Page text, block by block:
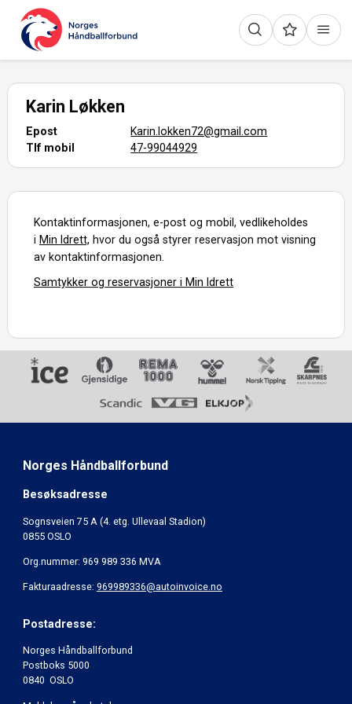
Karin Løkken
Epost
Karin.lokken72@gmail.com
Tlf mobil
47-99044929
Kontaktinformasjonen, e-post og mobil, vedlikeholdes
i Min Idrett, hvor du også styrer reservasjon mot visning
av kontaktinformasjonen.
Samtykker og reservasjoner i Min Idrett
Norges Håndballforbund
Besøksadresse
Sognsveien 75 A (4. etg. Ullevaal Stadion)
0855 OSLO
Org.nummer: 969 989 336 MVA
Fakturaadresse: 969989336@autoinvoice.no
Postadresse:
Norges Håndballforbund
Postboks 5000
0840 OSLO